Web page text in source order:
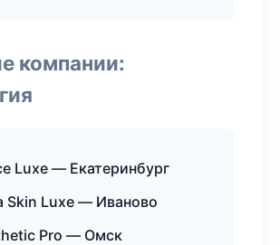
компании:
Luxe — Екатеринбург
Skin Luxe — Иваново
Pro — Омск